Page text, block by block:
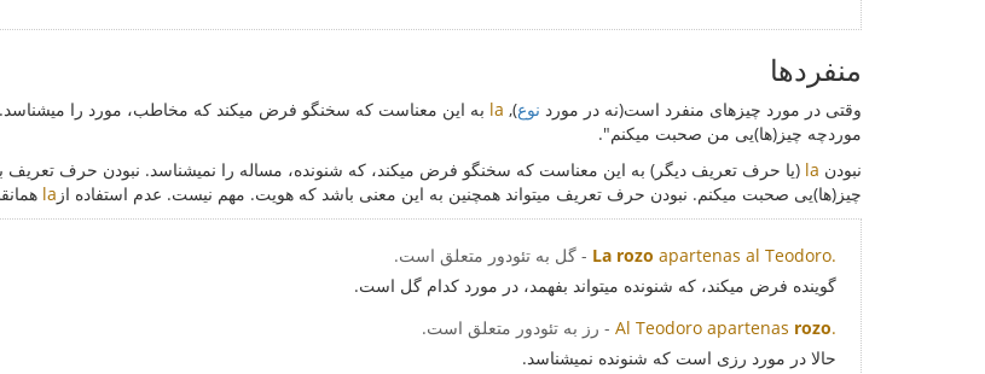
منفردها
وقتی در مورد چیزهای منفرد است(نه در مورد نوع),
la به این معناست که سخنگو فرض میکند که مخاطب، مورد را میشناسد.
موردچه چیز(ها)یی من صحبت میکنم".
نبودن la (یا حرف تعریف دیگر) به این معناست که سخنگو فرض میکند، که شنونده، مساله را نمیشناسد. نبودن حرف
چیز(ها)یی صحبت میکنم. نبودن حرف تعریف میتواند همچنین به این معنی باشد که هویت. مهم نیست. عدم استفاده از la
La rozo apartenas al Teodoro.
- گل به تئودور متعلق است.
گوینده فرض میکند، که شنونده میتواند بفهمد، در مورد کدام گل است.
Al Teodoro apartenas rozo.
- رز به تئودور متعلق است.
حالا در مورد رزی است که شنونده نمیشناسد.